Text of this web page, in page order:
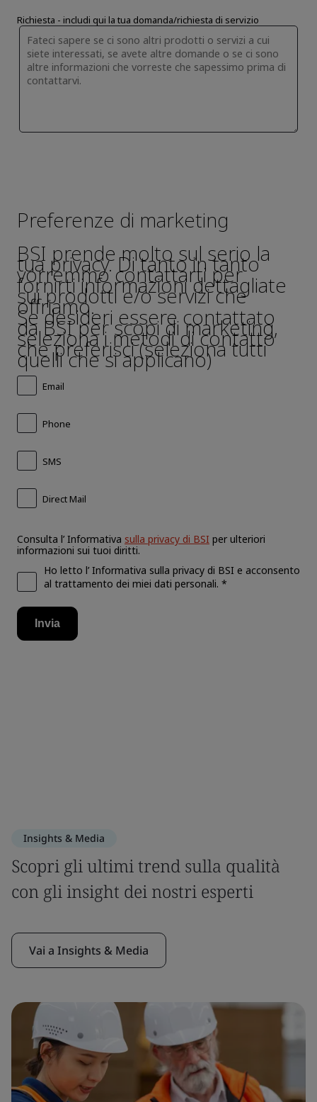
Insights & Media
Scopri gli ultimi trend sulla qualità
con gli insight dei nostri esperti
Vai a Insights & Media